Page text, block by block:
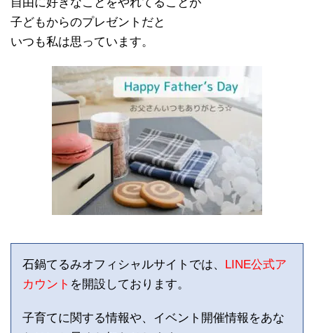
子どもからのプレゼントだと
いつも私は思っています。
石鍋てるみオフィシャルサイトでは、 LINE公式ア
カウント を開設しております。
子育てに関する情報や、イベント開催情報をあな